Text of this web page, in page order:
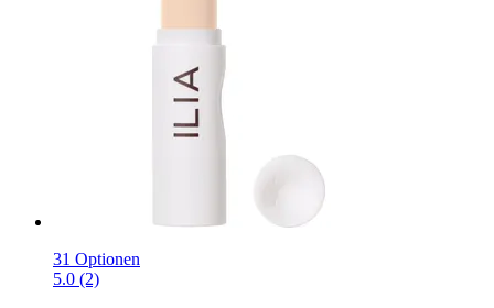
31 Optionen
5.0 (2)